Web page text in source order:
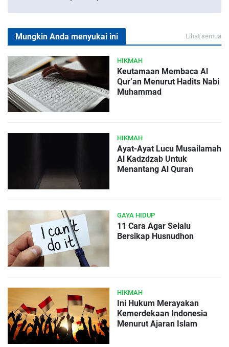
Mungkin Anda menyukai ini Lihat semua
HIKMAH
Keutamaan Membaca Al
Qur’an Menurut Hadits Nabi
Muhammad
HIKMAH
Ayat-Ayat Lucu Musailamah
Al Kadzdzab Untuk
Menantang Al Quran
GAYA HIDUP
11 Cara Agar Selalu
Bersikap Husnudhon
HIKMAH
Ini Hukum Merayakan
Kemerdekaan Indonesia
Menurut Ajaran Islam